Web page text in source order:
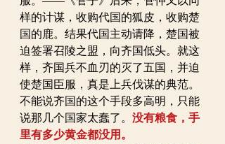
样的计谋，收购代国的狐皮，收购楚
国的鹿。结果代国主动请降，楚国被
迫签署召陵之盟，向齐国低头。就这
样，齐国兵不血刃的灭了五国，并迫
使楚国臣服，真是上兵伐谋的典范。
不能说齐国的这个手段多高明，只能
说那几个国家太蠢了。 没有粮食，手
里有多少黄金都没用。